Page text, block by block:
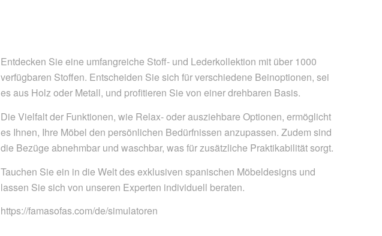
Entdecken Sie eine umfangreiche Stoff- und Lederkollektion mit über 1000
verfügbaren Stoffen. Entscheiden Sie sich für verschiedene Beinoptionen, sei
es aus Holz oder Metall, und profitieren Sie von einer drehbaren Basis.
Die Vielfalt der Funktionen, wie Relax- oder ausziehbare Optionen, ermöglicht
es Ihnen, Ihre Möbel den persönlichen Bedürfnissen anzupassen. Zudem sind
die Bezüge abnehmbar und waschbar, was für zusätzliche Praktikabilität sorgt.
Tauchen Sie ein in die Welt des exklusiven spanischen Möbeldesigns und
lassen Sie sich von unseren Experten individuell beraten.
https://famasofas.com/de/simulatoren